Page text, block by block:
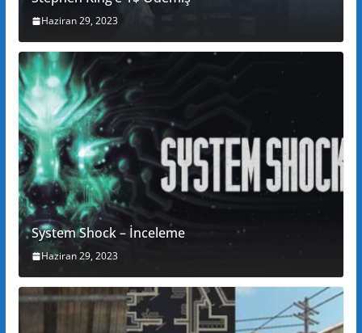
Haziran 29, 2023
System Shock – İnceleme
Haziran 29, 2023